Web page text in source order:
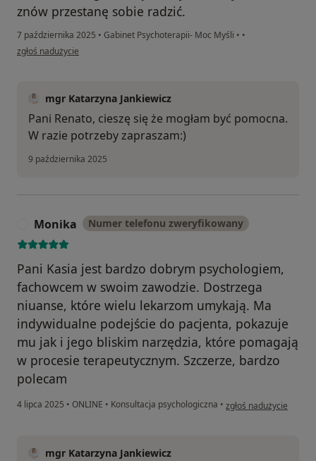
znów przestanę sobie radzić.
7 października 2025 • Gabinet Psychoterapii- Moc Myśli • •
w opinii użytkownika Pacjent
zgłoś nadużycie
mgr Katarzyna Jankiewicz
Pani Renato, cieszę się że mogłam być pomocna.
W razie potrzeby zapraszam:)
9 października 2025
Monika Numer telefonu zweryfikowany
Pani Kasia jest bardzo dobrym psychologiem,
fachowcem w swoim zawodzie. Dostrzega
niuanse, które wielu lekarzom umykają. Ma
indywidualne podejście do pacjenta, pokazuje
mu jak i jego bliskim narzędzia, które pomagają
w procesie terapeutycznym. Szczerze, bardzo
polecam
4 lipca 2025 • ONLINE • Konsultacja psychologiczna • w opinii użytkownika
zgłoś nadużycie
mgr Katarzyna Jankiewicz